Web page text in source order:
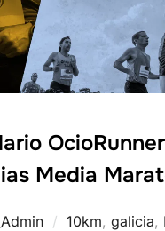
Media
10km, galicia,